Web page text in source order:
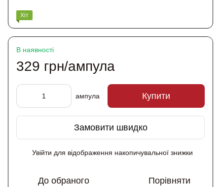
Хіт
В наявності
329 грн/ампула
ампула Купити
Замовити швидко
Увійти для відображення накопичувальної знижки
До обраного Порівняти